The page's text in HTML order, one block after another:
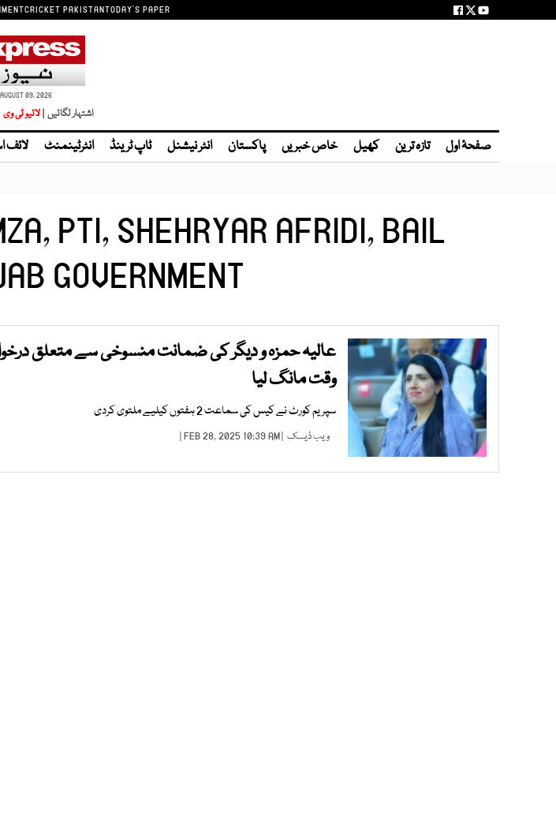
CRICKET PAKISTANTODAY'S PAPER
AUGUST 09, 2026
اشتہار لگائیں |
صفحۂ اول تازہ ترین کھیل خاص خبریں پاکستان انٹر نیشنل ٹاپ ٹرینڈ انٹرٹینمنٹ لائف
PTI, SHEHRYAR AFRIDI, BAIL
GOVERNMENT
عالیہ حمزہ و دیگر کی ضمانت منسوخی سے متعلق
وقت مانگ لیا
سپریم کورٹ نے کیس کی سماعت 2 ہفتوں کیلیے ملتوی کردی
ویب ڈیسک | FEB 28, 2025 10:39 AM |